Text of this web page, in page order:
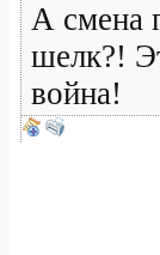
А смена
шелк?!
война!